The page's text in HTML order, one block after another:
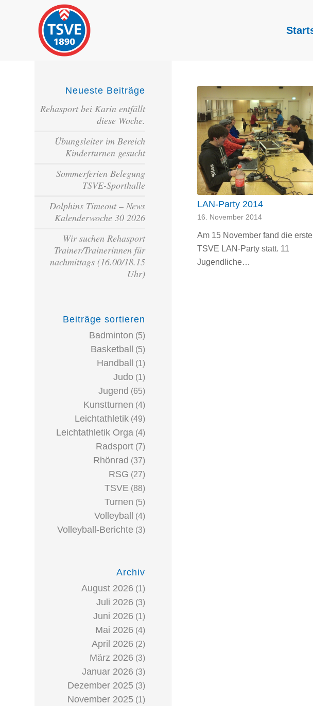
LAN-Party 2014
16. November 2014
Am 15 November fand die erste
TSVE LAN-Party statt. 11
Jugendliche…
Neueste Beiträge
Rehasport bei Karin entfällt
diese Woche.
Übungsleiter im Bereich
Kinderturnen gesucht
Sommerferien Belegung
TSVE-Sporthalle
Dolphins Timeout – News
Kalenderwoche 30 2026
Wir suchen Rehasport
Trainer/Trainerinnen für
nachmittags (16.00/18.15
Uhr)
Beiträge sortieren
Badminton (5)
Basketball (5)
Handball (1)
Judo (1)
Jugend (65)
Kunstturnen (4)
Leichtathletik (49)
Leichtathletik Orga (4)
Radsport (7)
Rhönrad (37)
RSG (27)
TSVE (88)
Turnen (5)
Volleyball (4)
Volleyball-Berichte (3)
Archiv
August 2026 (1)
Juli 2026 (3)
Juni 2026 (1)
Mai 2026 (4)
April 2026 (2)
März 2026 (3)
Januar 2026 (3)
Dezember 2025 (3)
November 2025 (1)